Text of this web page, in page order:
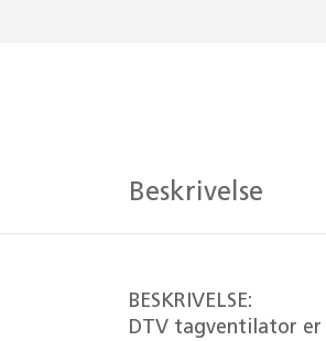
Beskrivelse
BESKRIVELSE:
DTV tagventilator